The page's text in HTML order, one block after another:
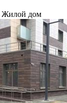
Жилой дом